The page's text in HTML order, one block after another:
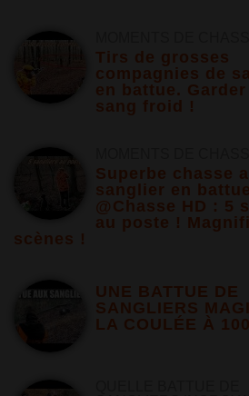
Tirs de grosses
compagnies de
en battue. Garder
sang froid !
Superbe chasse
sanglier en
@Chasse HD : 5
au poste !
scènes !
UNE BATTUE DE
SANGLIERS
LA COULÉE À